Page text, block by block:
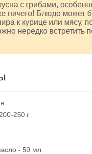
с грибами,
ничего! Блюдо может
к курице или мясу,
нередко встретить
250 г
- 50 мл.